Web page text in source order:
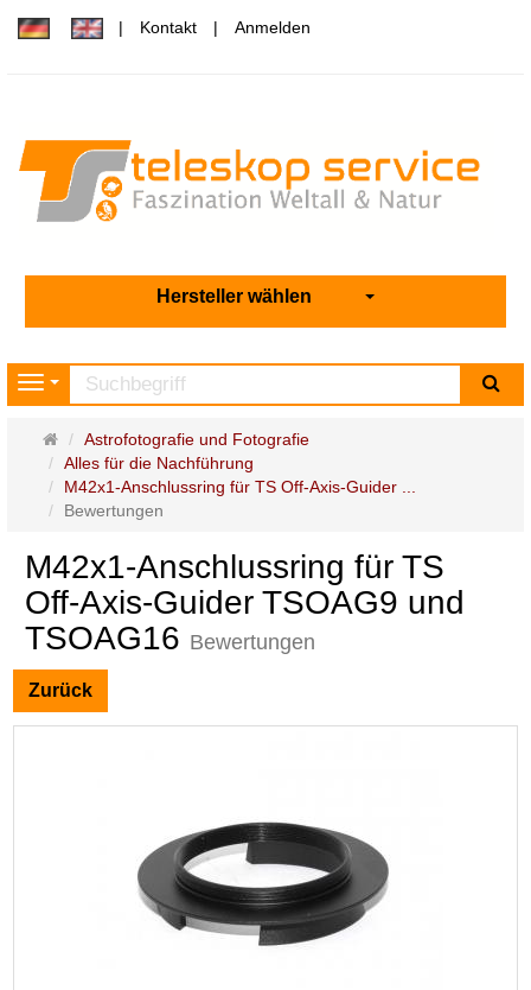
Kontakt Anmelden
Hersteller wählen
Navigation
Startseite
Astrofotografie und Fotografie
Alles für die Nachführung
M42x1-Anschlussring für TS Off-Axis-Guider ...
Bewertungen
M42x1-Anschlussring für TS
Off-Axis-Guider TSOAG9 und
TSOAG16 Bewertungen
Zurück